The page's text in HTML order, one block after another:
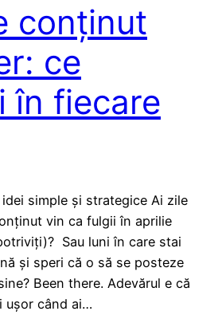
conținut
ce
în fiecare
simple și strategice Ai zile
vin ca fulgii în aprilie
Sau luni în care stai
și speri că o să se posteze
Been there. Adevărul e că
ușor când ai…